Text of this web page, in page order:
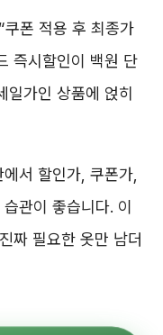
쿠폰 적용 후 최종가
즉시할인이 백원 단
가인 상품에 얹히
서 할인가, 쿠폰가,
관이 좋습니다. 이
짜 필요한 옷만 남더